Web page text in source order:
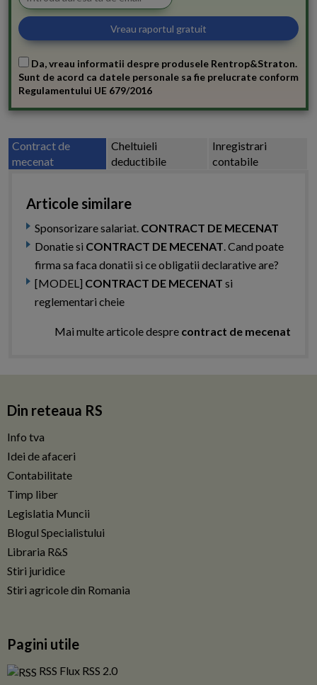
Da, vreau informatii despre produsele Rentrop&Straton.
Sunt de acord ca datele personale sa fie prelucrate conform
Regulamentului UE 679/2016
Contract de
mecenat
Cheltuieli
deductibile
Inregistrari
contabile
Articole similare
Sponsorizare salariat. CONTRACT DE MECENAT
Donatie si CONTRACT DE MECENAT. Cand poate
firma sa faca donatii si ce obligatii declarative are?
[MODEL] CONTRACT DE MECENAT si
reglementari cheie
Mai multe articole despre contract de mecenat
Din reteaua RS
Info tva
Idei de afaceri
Contabilitate
Timp liber
Legislatia Muncii
Blogul Specialistului
Libraria R&S
Stiri juridice
Stiri agricole din Romania
Pagini utile
RSS Flux RSS 2.0